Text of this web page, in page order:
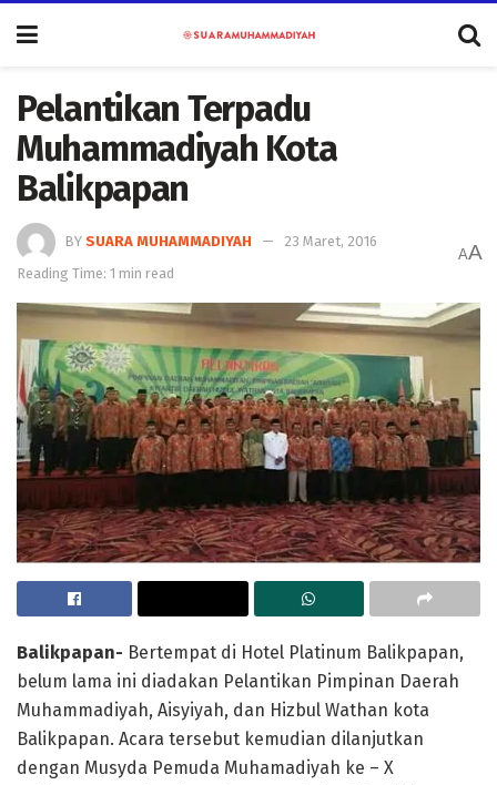
Pelantikan Terpadu
Muhammadiyah Kota
Balikpapan
BY SUARA MUHAMMADIYAH
23 Maret, 2016
Reading Time: 1 min read
AA
Balikpapan- Bertempat di Hotel Platinum Balikpapan,
belum lama ini diadakan Pelantikan Pimpinan Daerah
Muhammadiyah, Aisyiyah, dan Hizbul Wathan kota
Balikpapan. Acara tersebut kemudian dilanjutkan
dengan Musyda Pemuda Muhamadiyah ke – X